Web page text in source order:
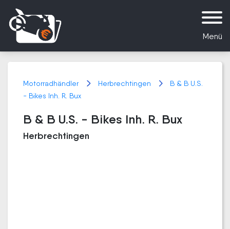
Menü
Motorradhändler Herbrechtingen
B & B U.S.
- Bikes Inh. R. Bux
B & B U.S. - Bikes Inh. R. Bux
Herbrechtingen